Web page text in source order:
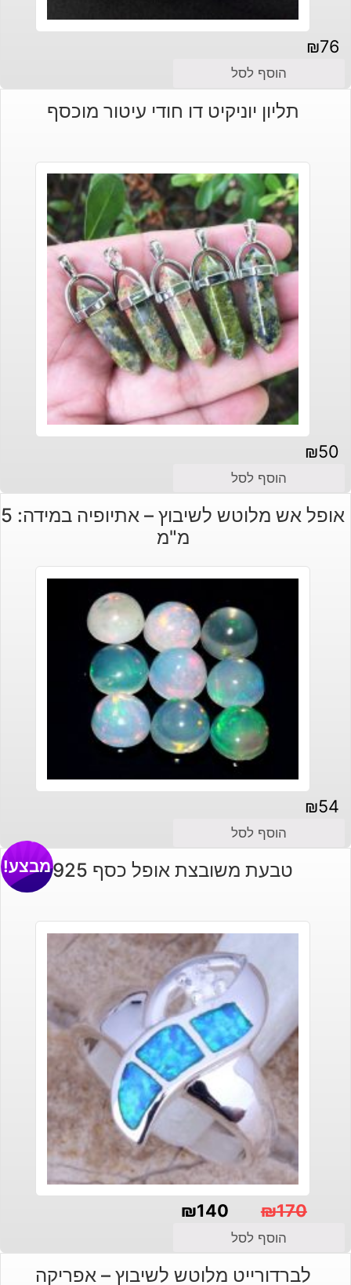
₪76
הוסף לסל
תליון יוניקיט דו חודי עיטור מוכסף
₪50
הוסף לסל
אופל אש מלוטש לשיבוץ – אתיופיה במידה: 5
מ"מ
₪54
הוסף לסל
טבעת משובצת אופל כסף 925 מבצע!
₪170
המקורי
₪140
הנוכחי
הוסף לסל
לברדורייט מלוטש לשיבוץ – אפריקה